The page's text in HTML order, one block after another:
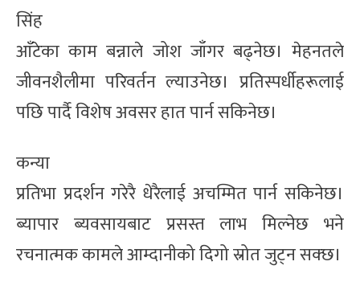
सिंह
आँटेका काम बन्नाले जोश जाँगर बढ्नेछ। मेहनतले
जीवनशैलीमा परिवर्तन ल्याउनेछ। प्रतिस्पर्धीहरूलाई
पछि पार्दै विशेष अवसर हात पार्न सकिनेछ।
कन्या
प्रतिभा प्रदर्शन गरेरै धेरैलाई अचम्मित पार्न सकिनेछ।
ब्यापार ब्यवसायबाट प्रसस्त लाभ मिल्नेछ भने
रचनात्मक कामले आम्दानीको दिगो स्रोत जुट्न सक्छ।